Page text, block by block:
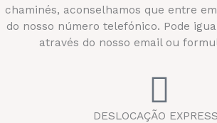
chaminés, aconselhamos que entre
do nosso número telefónico. Pode
através do nosso email ou
DESLOCAÇÃO